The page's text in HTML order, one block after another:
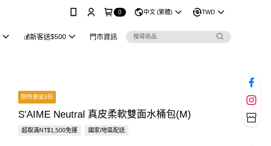
0 中文 (繁體) TWD
💰新客送$500 門市資訊
限時激省9折
S'AIME Neutral 真皮柔軟雙面水桶包(M)
超取滿NT$1,500免運 國家/地區配送